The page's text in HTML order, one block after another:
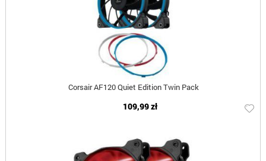
Corsair AF120 Quiet Edition Twin Pack
109,99 zł